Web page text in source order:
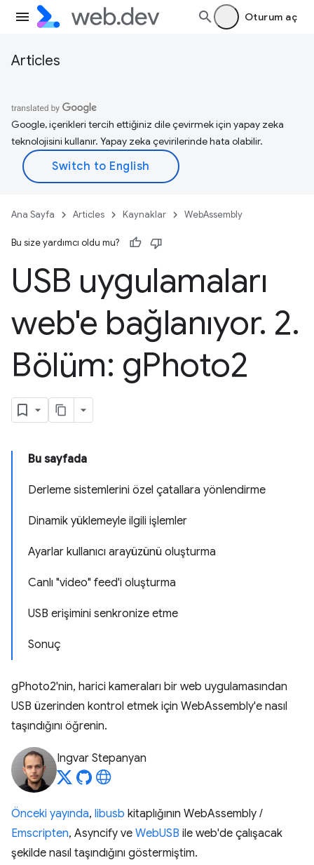
Oturum aç
Articles
Google, içerikleri tercih ettiğiniz dile çevirmek için yapay zeka
teknolojisini kullanır. Yapay zeka çevirilerinde hata olabilir.
Ana Sayfa Articles Kaynaklar WebAssembly
Bu size yardımcı oldu mu?
USB uygulamaları
web'e bağlanıyor. 2.
Bölüm: gPhoto2
Bu sayfada
Derleme sistemlerini özel çatallara yönlendirme
Dinamik yüklemeyle ilgili işlemler
Ayarlar kullanıcı arayüzünü oluşturma
Canlı "video" feed'i oluşturma
USB erişimini senkronize etme
Sonuç
gPhoto2'nin, harici kameraları bir web uygulamasından
USB üzerinden kontrol etmek için WebAssembly'e nasıl
taşındığını öğrenin.
Ingvar Stepanyan
Önceki yayında, libusb kitaplığının WebAssembly /
Emscripten, Asyncify ve WebUSB ile web'de çalışacak
şekilde nasıl taşındığını göstermiştim.